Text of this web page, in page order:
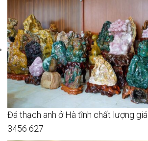
Đá thạch anh ở Hà tĩnh chất lượng
3456 627